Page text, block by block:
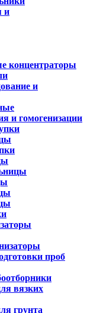
и
концентраторы
и
и гомогенизации
проб
вязких
грунта